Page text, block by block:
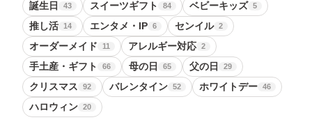
誕生日 43 スイーツギフト 84 ベビーキッズ 5
推し活 14 エンタメ・IP 6 センイル 2
オーダーメイド 11 アレルギー対応 2
手土産・ギフト 66 母の日 65 父の日 29
クリスマス 92 バレンタイン 52 ホワイトデー 46
ハロウィン 20